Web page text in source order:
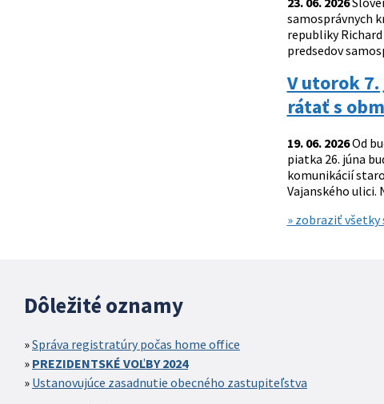
samosprávnych
republiky
predsedov
V utorok
rátať s
19. 06. 2026Od
piatka 26. júna
komunikácií
Vajanského ulici.
» zobraziť všetky
Dôležité oznamy
Správa registratúry počas home office
PREZIDENTSKÉ VOĽBY 2024
Ustanovujúce zasadnutie obecného zastupiteľstva